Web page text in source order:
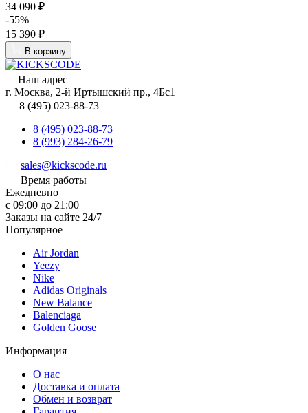
34 090 ₽
-55%
15 390 ₽
В корзину
Наш адрес
г. Москва, 2-й Иртышский пр., 4Бс1
8 (495) 023-88-73
8 (495) 023-88-73
8 (993) 284-26-79
sales@kickscode.ru
Время работы
Ежедневно
с 09:00 до 21:00
Заказы на сайте 24/7
Популярное
Air Jordan
Yeezy
Nike
Adidas Originals
New Balance
Balenciaga
Golden Goose
Информация
О нас
Доставка и оплата
Обмен и возврат